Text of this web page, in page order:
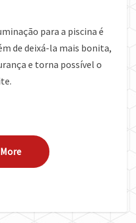
para a piscina é
de deixá-la mais bonita,
e torna possível o
Read More